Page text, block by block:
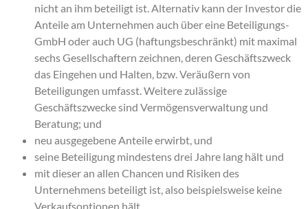
nicht an ihm beteiligt ist. Alternativ kann der Investor die
Anteile am Unternehmen auch über eine Beteiligungs-
GmbH oder auch UG (haftungsbeschränkt) mit maximal
sechs Gesellschaftern zeichnen, deren Geschäftszweck
das Eingehen und Halten, bzw. Veräußern von
Beteiligungen umfasst. Weitere zulässige
Geschäftszwecke sind Vermögensverwaltung und
Beratung; und
neu ausgegebene Anteile erwirbt, und
seine Beteiligung mindestens drei Jahre lang hält und
mit dieser an allen Chancen und Risiken des
Unternehmens beteiligt ist, also beispielsweise keine
Verkaufsoptionen hält.